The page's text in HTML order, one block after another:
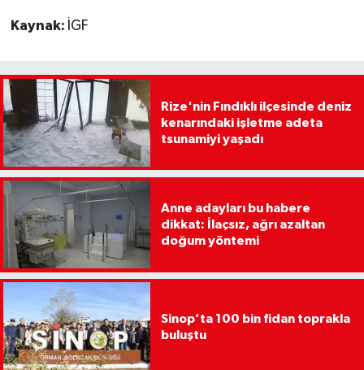
Kaynak: İGF
Rize'nin Fındıklı ilçesinde deniz
kenarındaki işletme adeta
tsunamiyi yaşadı
Anne adayları bu habere
dikkat: İlaçsız, ağrı azaltan
doğum yöntemi
Sinop’ta 100 bin fidan toprakla
buluştu